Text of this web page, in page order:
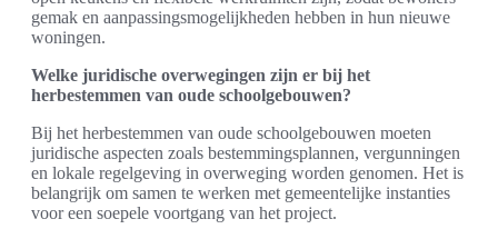
gemak en aanpassingsmogelijkheden hebben in hun nieuwe
woningen.
Welke juridische overwegingen zijn er bij het
herbestemmen van oude schoolgebouwen?
Bij het herbestemmen van oude schoolgebouwen moeten
juridische aspecten zoals bestemmingsplannen, vergunningen
en lokale regelgeving in overweging worden genomen. Het is
belangrijk om samen te werken met gemeentelijke instanties
voor een soepele voortgang van het project.